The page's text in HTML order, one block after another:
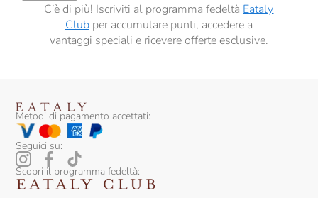
C’è di più! Iscriviti al programma fedeltà Eataly
Clubper accumulare punti, accedere a
vantaggi speciali e ricevere offerte esclusive.
Metodi di pagamento accettati:
Seguici su:
Scopri il programma fedeltà: